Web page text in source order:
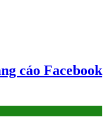
cáo Facebook